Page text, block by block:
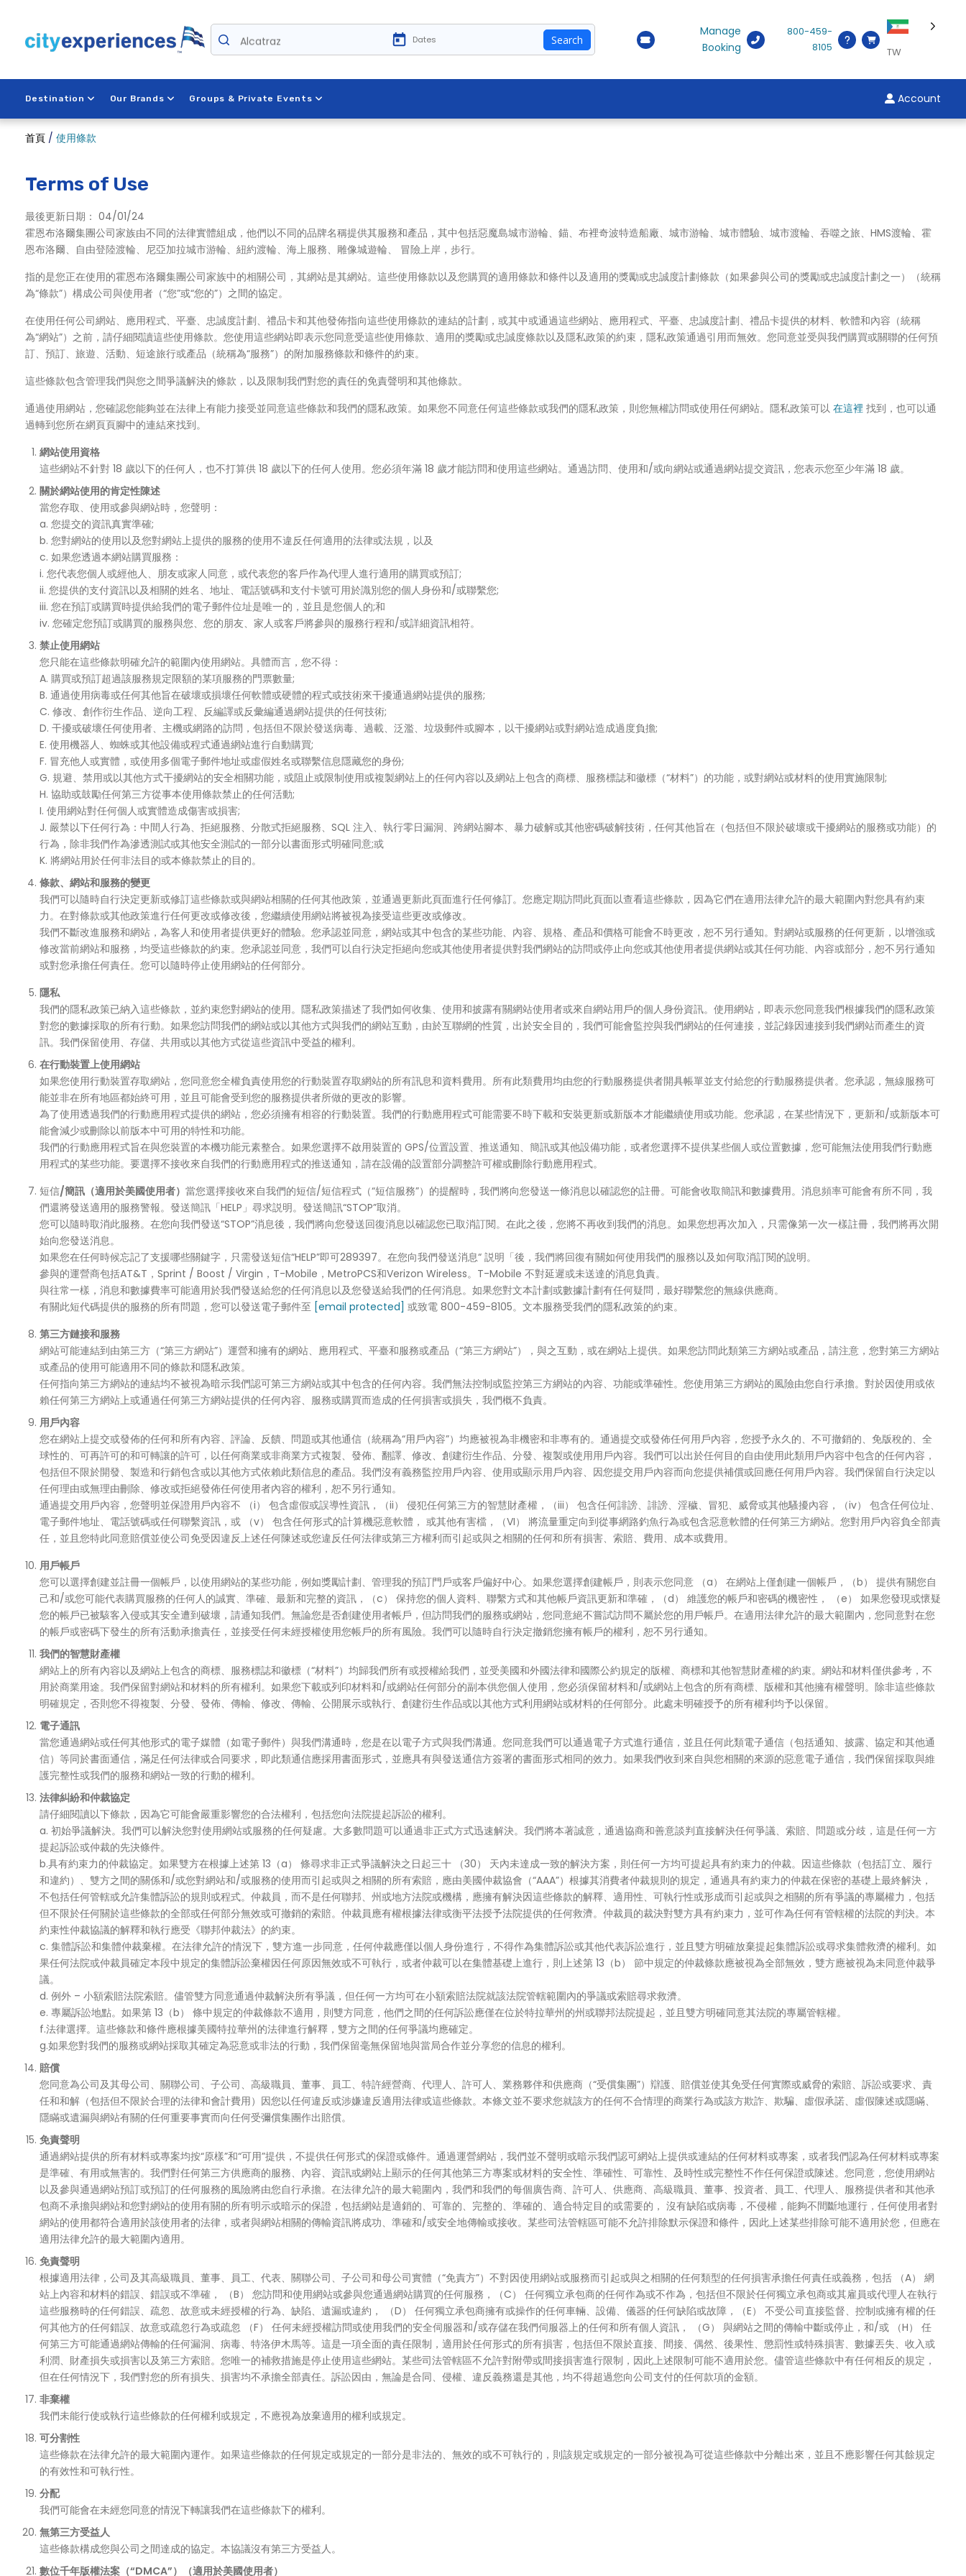
content
Alcatraz
Search
Manage
Booking
800-459-
8105
TW
Destination Our Brands Groups & Private Events Account
首頁 / 使用條款
Terms of Use
最後更新日期： 04/01/24
霍恩布洛爾集團公司家族由不同的法律實體組成，他們以不同的品牌名稱提供其服務和產品，其中包括惡魔島城市游輪、錨、布裡奇波特造船廠、城市游輪、城市體驗、城市渡輪、吞噬之旅、HMS渡輪、霍
恩布洛爾、自由登陸渡輪、尼亞加拉城市游輪、紐約渡輪、海上服務、雕像城遊輪、 冒險上岸，步行。
指的是您正在使用的霍恩布洛爾集團公司家族中的相關公司，其網站是其網站。這些使用條款以及您購買的適用條款和條件以及適用的獎勵或忠誠度計劃條款（如果參與公司的獎勵或忠誠度計劃之一）（統稱
為“條款”）構成公司與使用者（“您”或“您的”）之間的協定。
在使用任何公司網站、應用程式、平臺、忠誠度計劃、禮品卡和其他發佈指向這些使用條款的連結的計劃，或其中或通過這些網站、應用程式、平臺、忠誠度計劃、禮品卡提供的材料、軟體和內容（統稱
為“網站”）之前，請仔細閱讀這些使用條款。您使用這些網站即表示您同意受這些使用條款、適用的獎勵或忠誠度條款以及隱私政策的約束，隱私政策通過引用而無效。您同意並受與我們購買或關聯的任何預
訂、預訂、旅遊、活動、短途旅行或產品（統稱為“服務”）的附加服務條款和條件的約束。
這些條款包含管理我們與您之間爭議解決的條款，以及限制我們對您的責任的免責聲明和其他條款。
通過使用網站，您確認您能夠並在法律上有能力接受並同意這些條款和我們的隱私政策。如果您不同意任何這些條款或我們的隱私政策，則您無權訪問或使用任何網站。隱私政策可以 在這裡 找到，也可以通
過轉到您所在網頁頁腳中的連結來找到。
網站使用資格
這些網站不針對 18 歲以下的任何人，也不打算供 18 歲以下的任何人使用。您必須年滿 18 歲才能訪問和使用這些網站。通過訪問、使用和/或向網站或通過網站提交資訊，您表示您至少年滿 18 歲。
關於網站使用的肯定性陳述
當您存取、使用或參與網站時，您聲明：
a. 您提交的資訊真實準確;
b. 您對網站的使用以及您對網站上提供的服務的使用不違反任何適用的法律或法規，以及
c. 如果您透過本網站購買服務：
i. 您代表您個人或經他人、朋友或家人同意，或代表您的客戶作為代理人進行適用的購買或預訂;
ii. 您提供的支付資訊以及相關的姓名、地址、電話號碼和支付卡號可用於識別您的個人身份和/或聯繫您;
iii. 您在預訂或購買時提供給我們的電子郵件位址是唯一的，並且是您個人的;和
iv. 您確定您預訂或購買的服務與您、您的朋友、家人或客戶將參與的服務行程和/或詳細資訊相符。
禁止使用網站
您只能在這些條款明確允許的範圍內使用網站。具體而言，您不得：
A. 購買或預訂超過該服務規定限額的某項服務的門票數量;
B. 通過使用病毒或任何其他旨在破壞或損壞任何軟體或硬體的程式或技術來干擾通過網站提供的服務;
C. 修改、創作衍生作品、逆向工程、反編譯或反彙編通過網站提供的任何技術;
D. 干擾或破壞任何使用者、主機或網路的訪問，包括但不限於發送病毒、過載、泛濫、垃圾郵件或腳本，以干擾網站或對網站造成過度負擔;
E. 使用機器人、蜘蛛或其他設備或程式通過網站進行自動購買;
F. 冒充他人或實體，或使用多個電子郵件地址或虛假姓名或聯繫信息隱藏您的身份;
G. 規避、禁用或以其他方式干擾網站的安全相關功能，或阻止或限制使用或複製網站上的任何內容以及網站上包含的商標、服務標誌和徽標（“材料”）的功能，或對網站或材料的使用實施限制;
H. 協助或鼓勵任何第三方從事本使用條款禁止的任何活動;
I. 使用網站對任何個人或實體造成傷害或損害;
J. 嚴禁以下任何行為：中間人行為、拒絕服務、分散式拒絕服務、SQL 注入、執行零日漏洞、跨網站腳本、暴力破解或其他密碼破解技術，任何其他旨在（包括但不限於破壞或干擾網站的服務或功能）的
行為，除非我們作為滲透測試或其他安全測試的一部分以書面形式明確同意;或
K. 將網站用於任何非法目的或本條款禁止的目的。
條款、網站和服務的變更
我們可以隨時自行決定更新或修訂這些條款或與網站相關的任何其他政策，並通過更新此頁面進行任何修訂。您應定期訪問此頁面以查看這些條款，因為它們在適用法律允許的最大範圍內對您具有約束
力。在對條款或其他政策進行任何更改或修改後，您繼續使用網站將被視為接受這些更改或修改。
我們不斷改進服務和網站，為客人和使用者提供更好的體驗。您承認並同意，網站或其中包含的某些功能、內容、規格、產品和價格可能會不時更改，恕不另行通知。對網站或服務的任何更新，以增強或
修改當前網站和服務，均受這些條款的約束。您承認並同意，我們可以自行決定拒絕向您或其他使用者提供對我們網站的訪問或停止向您或其他使用者提供網站或其任何功能、內容或部分，恕不另行通知
或對您承擔任何責任。您可以隨時停止使用網站的任何部分。
隱私
我們的隱私政策已納入這些條款，並約束您對網站的使用。隱私政策描述了我們如何收集、使用和披露有關網站使用者或來自網站用戶的個人身份資訊。使用網站，即表示您同意我們根據我們的隱私政策
對您的數據採取的所有行動。如果您訪問我們的網站或以其他方式與我們的網站互動，由於互聯網的性質，出於安全目的，我們可能會監控與我們網站的任何連接，並記錄因連接到我們網站而產生的資
訊。我們保留使用、存儲、共用或以其他方式從這些資訊中受益的權利。
在行動裝置上使用網站
如果您使用行動裝置存取網站，您同意您全權負責使用您的行動裝置存取網站的所有訊息和資料費用。所有此類費用均由您的行動服務提供者開具帳單並支付給您的行動服務提供者。您承認，無線服務可
能並非在所有地區都始終可用，並且可能會受到您的服務提供者所做的更改的影響。
為了使用透過我們的行動應用程式提供的網站，您必須擁有相容的行動裝置。我們的行動應用程式可能需要不時下載和安裝更新或新版本才能繼續使用或功能。您承認，在某些情況下，更新和/或新版本可
能會減少或刪除以前版本中可用的特性和功能。
我們的行動應用程式旨在與您裝置的本機功能元素整合。如果您選擇不啟用裝置的 GPS/位置設置、推送通知、簡訊或其他設備功能，或者您選擇不提供某些個人或位置數據，您可能無法使用我們行動應
用程式的某些功能。要選擇不接收來自我們的行動應用程式的推送通知，請在設備的設置部分調整許可權或刪除行動應用程式。
短信/簡訊（適用於美國使用者） 當您選擇接收來自我們的短信/短信程式（“短信服務”）的提醒時，我們將向您發送一條消息以確認您的註冊。可能會收取簡訊和數據費用。消息頻率可能會有所不同，我
們還將發送適用的服務警報。發送簡訊「HELP」尋求説明。發送簡訊“STOP”取消。
您可以隨時取消此服務。在您向我們發送“STOP”消息後，我們將向您發送回復消息以確認您已取消訂閱。在此之後，您將不再收到我們的消息。如果您想再次加入，只需像第一次一樣註冊，我們將再次開
始向您發送消息。
如果您在任何時候忘記了支援哪些關鍵字，只需發送短信“HELP”即可289397。在您向我們發送消息“ 説明「後，我們將回復有關如何使用我們的服務以及如何取消訂閱的說明。
參與的運營商包括AT&T，Sprint / Boost / Virgin，T-Mobile，MetroPCS和Verizon Wireless。T-Mobile 不對延遲或未送達的消息負責。
與往常一樣，消息和數據費率可能適用於我們發送給您的任何消息以及您發送給我們的任何消息。如果您對文本計劃或數據計劃有任何疑問，最好聯繫您的無線供應商。
有關此短代碼提供的服務的所有問題，您可以發送電子郵件至 [email protected] 或致電 800-459-8105。文本服務受我們的隱私政策的約束。
第三方鏈接和服務
網站可能連結到由第三方（“第三方網站”）運營和擁有的網站、應用程式、平臺和服務或產品（“第三方網站”），與之互動，或在網站上提供。如果您訪問此類第三方網站或產品，請注意，您對第三方網站
或產品的使用可能適用不同的條款和隱私政策。
任何指向第三方網站的連結均不被視為暗示我們認可第三方網站或其中包含的任何內容。我們無法控制或監控第三方網站的內容、功能或準確性。您使用第三方網站的風險由您自行承擔。對於因使用或依
賴任何第三方網站上或通過任何第三方網站提供的任何內容、服務或購買而造成的任何損害或損失，我們概不負責。
用戶內容
您在網站上提交或發佈的任何和所有內容、評論、反饋、問題或其他通信（統稱為“用戶內容”）均應被視為非機密和非專有的。通過提交或發佈任何用戶內容，您授予永久的、不可撤銷的、免版稅的、全
球性的、可再許可的和可轉讓的許可，以任何商業或非商業方式複製、發佈、翻譯、修改、創建衍生作品、分發、複製或使用用戶內容。我們可以出於任何目的自由使用此類用戶內容中包含的任何內容，
包括但不限於開發、製造和行銷包含或以其他方式依賴此類信息的產品。我們沒有義務監控用戶內容、使用或顯示用戶內容、因您提交用戶內容而向您提供補償或回應任何用戶內容。我們保留自行決定以
任何理由或無理由刪除、修改或拒絕發佈任何使用者內容的權利，恕不另行通知。
通過提交用戶內容，您聲明並保證用戶內容不 （i） 包含虛假或誤導性資訊，（ii） 侵犯任何第三方的智慧財產權，（iii） 包含任何誹謗、誹謗、淫穢、冒犯、威脅或其他騷擾內容，（iv） 包含任何位址、
電子郵件地址、電話號碼或任何聯繫資訊，或 （v） 包含任何形式的計算機惡意軟體， 或其他有害檔，（VI） 將流量重定向到從事網路釣魚行為或包含惡意軟體的任何第三方網站。您對用戶內容負全部責
任，並且您特此同意賠償並使公司免受因違反上述任何陳述或您違反任何法律或第三方權利而引起或與之相關的任何和所有損害、索賠、費用、成本或費用。
用戶帳戶
您可以選擇創建並註冊一個帳戶，以使用網站的某些功能，例如獎勵計劃、管理我的預訂門戶或客戶偏好中心。如果您選擇創建帳戶，則表示您同意 （a） 在網站上僅創建一個帳戶，（b） 提供有關您自
己和/或您可能代表購買服務的任何人的誠實、準確、最新和完整的資訊，（c） 保持您的個人資料、聯繫方式和其他帳戶資訊更新和準確，（d） 維護您的帳戶和密碼的機密性， （e） 如果您發現或懷疑
您的帳戶已被駭客入侵或其安全遭到破壞，請通知我們。無論您是否創建使用者帳戶，但訪問我們的服務或網站，您同意絕不嘗試訪問不屬於您的用戶帳戶。在適用法律允許的最大範圍內，您同意對在您
的帳戶或密碼下發生的所有活動承擔責任，並接受任何未經授權使用您帳戶的所有風險。我們可以隨時自行決定撤銷您擁有帳戶的權利，恕不另行通知。
我們的智慧財產權
網站上的所有內容以及網站上包含的商標、服務標誌和徽標（“材料”）均歸我們所有或授權給我們，並受美國和外國法律和國際公約規定的版權、商標和其他智慧財產權的約束。網站和材料僅供參考，不
用於商業用途。我們保留對網站和材料的所有權利。如果您下載或列印材料和/或網站任何部分的副本供您個人使用，您必須保留材料和/或網站上包含的所有商標、版權和其他擁有權聲明。除非這些條款
明確規定，否則您不得複製、分發、發佈、傳輸、修改、傳輸、公開展示或執行、創建衍生作品或以其他方式利用網站或材料的任何部分。此處未明確授予的所有權利均予以保留。
電子通訊
當您通過網站或任何其他形式的電子媒體（如電子郵件）與我們溝通時，您是在以電子方式與我們溝通。您同意我們可以通過電子方式進行通信，並且任何此類電子通信（包括通知、披露、協定和其他通
信）等同於書面通信，滿足任何法律或合同要求，即此類通信應採用書面形式，並應具有與發送通信方簽署的書面形式相同的效力。如果我們收到來自與您相關的來源的惡意電子通信，我們保留採取與維
護完整性或我們的服務和網站一致的行動的權利。
法律糾紛和仲裁協定
請仔細閱讀以下條款，因為它可能會嚴重影響您的合法權利，包括您向法院提起訴訟的權利。
a. 初始爭議解決。我們可以解決您對使用網站或服務的任何疑慮。大多數問題可以通過非正式方式迅速解決。我們將本著誠意，通過協商和善意談判直接解決任何爭議、索賠、問題或分歧，這是任何一方
提起訴訟或仲裁的先決條件。
b.具有約束力的仲裁協定。如果雙方在根據上述第 13（a） 條尋求非正式爭議解決之日起三十 （30） 天內未達成一致的解決方案，則任何一方均可提起具有約束力的仲裁。因這些條款（包括訂立、履行
和違約）、雙方之間的關係和/或您對網站和/或服務的使用而引起或與之相關的所有索賠，應由美國仲裁協會（“AAA”）根據其消費者仲裁規則的規定，通過具有約束力的仲裁在保密的基礎上最終解決，
不包括任何管轄或允許集體訴訟的規則或程式。仲裁員，而不是任何聯邦、州或地方法院或機構，應擁有解決因這些條款的解釋、適用性、可執行性或形成而引起或與之相關的所有爭議的專屬權力，包括
但不限於任何關於這些條款的全部或任何部分無效或可撤銷的索賠。仲裁員應有權根據法律或衡平法授予法院提供的任何救濟。仲裁員的裁決對雙方具有約束力，並可作為任何有管轄權的法院的判決。本
約束性仲裁協議的解釋和執行應受《聯邦仲裁法》的約束。
c. 集體訴訟和集體仲裁棄權。在法律允許的情況下，雙方進一步同意，任何仲裁應僅以個人身份進行，不得作為集體訴訟或其他代表訴訟進行，並且雙方明確放棄提起集體訴訟或尋求集體救濟的權利。如
果任何法院或仲裁員確定本段中規定的集體訴訟棄權因任何原因無效或不可執行，或者仲裁可以在集體基礎上進行，則上述第 13（b） 節中規定的仲裁條款應被視為全部無效，雙方應被視為未同意仲裁爭
議。
d. 例外 – 小額索賠法院索賠。儘管雙方同意通過仲裁解決所有爭議，但任何一方均可在小額索賠法院就該法院管轄範圍內的爭議或索賠尋求救濟。
e. 專屬訴訟地點。如果第 13（b） 條中規定的仲裁條款不適用，則雙方同意，他們之間的任何訴訟應僅在位於特拉華州的州或聯邦法院提起，並且雙方明確同意其法院的專屬管轄權。
f.法律選擇。這些條款和條件應根據美國特拉華州的法律進行解釋，雙方之間的任何爭議均應確定。
g.如果您對我們的服務或網站採取其確定為惡意或非法的行動，我們保留毫無保留地與當局合作並分享您的信息的權利。
賠償
您同意為公司及其母公司、關聯公司、子公司、高級職員、董事、員工、特許經營商、代理人、許可人、業務夥伴和供應商（“受償集團”）辯護、賠償並使其免受任何實際或威脅的索賠、訴訟或要求、責
任和和解（包括但不限於合理的法律和會計費用）因您以任何違反或涉嫌違反適用法律或這些條款。本條文並不要求您就該方的任何不合情理的商業行為或該方欺詐、欺騙、虛假承諾、虛假陳述或隱瞞、
隱瞞或遺漏與網站有關的任何重要事實而向任何受彌償集團作出賠償。
免責聲明
通過網站提供的所有材料或專案均按“原樣”和“可用”提供，不提供任何形式的保證或條件。通過運營網站，我們並不聲明或暗示我們認可網站上提供或連結的任何材料或專案，或者我們認為任何材料或專案
是準確、有用或無害的。我們對任何第三方供應商的服務、內容、資訊或網站上顯示的任何其他第三方專案或材料的安全性、準確性、可靠性、及時性或完整性不作任何保證或陳述。您同意，您使用網站
以及參與通過網站預訂或預訂的任何服務的風險將由您自行承擔。在法律允許的最大範圍內，我們和我們的每個廣告商、許可人、供應商、高級職員、董事、投資者、員工、代理人、服務提供者和其他承
包商不承擔與網站和您對網站的使用有關的所有明示或暗示的保證，包括網站是適銷的、可靠的、完整的、準確的、適合特定目的或需要的， 沒有缺陷或病毒，不侵權，能夠不間斷地運行，任何使用者對
網站的使用都符合適用於該使用者的法律，或者與網站相關的傳輸資訊將成功、準確和/或安全地傳輸或接收。某些司法管轄區可能不允許排除默示保證和條件，因此上述某些排除可能不適用於您，但應在
適用法律允許的最大範圍內適用。
免責聲明
根據適用法律，公司及其高級職員、董事、員工、代表、關聯公司、子公司和母公司實體（“免責方”）不對因使用網站或服務而引起或與之相關的任何類型的任何損害承擔任何責任或義務，包括 （A） 網
站上內容和材料的錯誤、錯誤或不準確， （B） 您訪問和使用網站或參與您通過網站購買的任何服務，（C） 任何獨立承包商的任何作為或不作為，包括但不限於任何獨立承包商或其雇員或代理人在執行
這些服務時的任何錯誤、疏忽、故意或未經授權的行為、缺陷、遺漏或違約， （D） 任何獨立承包商擁有或操作的任何車輛、設備、儀器的任何缺陷或故障，（E） 不受公司直接監督、控制或擁有權的任
何其他方的任何錯誤、故意或疏忽行為或疏忽 （F） 任何未經授權訪問或使用我們的安全伺服器和/或存儲在我們伺服器上的任何和所有個人資訊， （G） 與網站之間的傳輸中斷或停止，和/或 （H） 任
何第三方可能通過網站傳輸的任何漏洞、病毒、特洛伊木馬等。這是一項全面的責任限制，適用於任何形式的所有損害，包括但不限於直接、間接、偶然、後果性、懲罰性或特殊損害、數據丟失、收入或
利潤、財產損失或損害以及第三方索賠。您唯一的補救措施是停止使用這些網站。某些司法管轄區不允許對附帶或間接損害進行限制，因此上述限制可能不適用於您。儘管這些條款中有任何相反的規定，
但在任何情況下，我們對您的所有損失、損害均不承擔全部責任。訴訟因由，無論是合同、侵權、違反義務還是其他，均不得超過您向公司支付的任何款項的金額。
非棄權
我們未能行使或執行這些條款的任何權利或規定，不應視為放棄適用的權利或規定。
可分割性
這些條款在法律允許的最大範圍內運作。如果這些條款的任何規定或規定的一部分是非法的、無效的或不可執行的，則該規定或規定的一部分被視為可從這些條款中分離出來，並且不應影響任何其餘規定
的有效性和可執行性。
分配
我們可能會在未經您同意的情況下轉讓我們在這些條款下的權利。
無第三方受益人
這些條款構成您與公司之間達成的協定。本協議沒有第三方受益人。
數位千年版權法案（“DMCA”）（適用於美國使用者）